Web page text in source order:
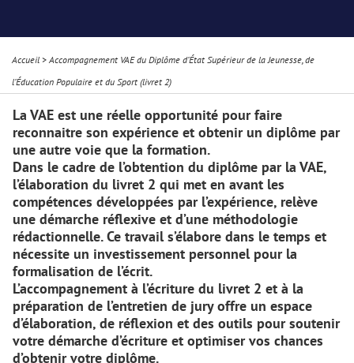
Accueil >Accompagnement VAE du Diplôme d’État Supérieur de la Jeunesse, de
l’Éducation Populaire et du Sport (livret 2)
La VAE est une réelle opportunité pour faire
reconnaitre son expérience et obtenir un diplôme par
une autre voie que la formation.
Dans le cadre de l’obtention du diplôme par la VAE,
l’élaboration du livret 2 qui met en avant les
compétences développées par l’expérience, relève
une démarche réflexive et d’une méthodologie
rédactionnelle. Ce travail s’élabore dans le temps et
nécessite un investissement personnel pour la
formalisation de l’écrit.
L’accompagnement à l’écriture du livret 2 et à la
préparation de l’entretien de jury offre un espace
d’élaboration, de réflexion et des outils pour soutenir
votre démarche d’écriture et optimiser vos chances
d’obtenir votre diplôme.